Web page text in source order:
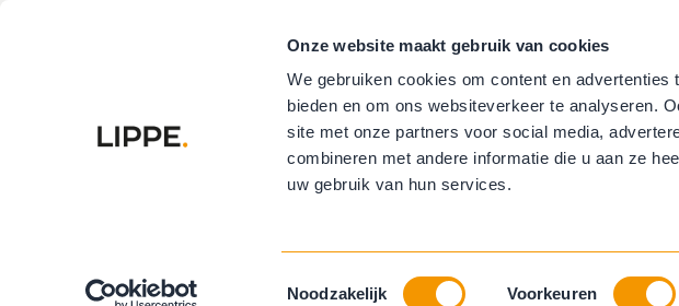
Onze website maakt gebruik van cookies
We gebruiken cookies om content en
bieden en om ons websiteverkeer te analyseren.
site met onze partners voor social media,
combineren met andere informatie die u aan ze
uw gebruik van hun services.
Toestemmingsselectie
Noodzakelijk Voorkeuren
Buitenzonwering Horren